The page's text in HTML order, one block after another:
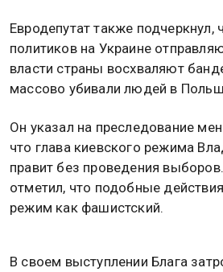
Евродепутат также подчеркнул,
политиков на Украине
власти страны восхваляют
массово убивали людей в
Он указал на преследование
что глава киевского режима
правит без проведения
отметил, что подобные
режим как фашистский.
В своем выступлении Блага